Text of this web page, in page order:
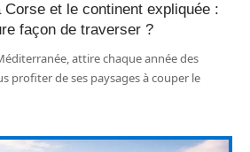
et le continent expliquée :
façon de traverser ?
attire chaque année des
profiter de ses paysages à couper le